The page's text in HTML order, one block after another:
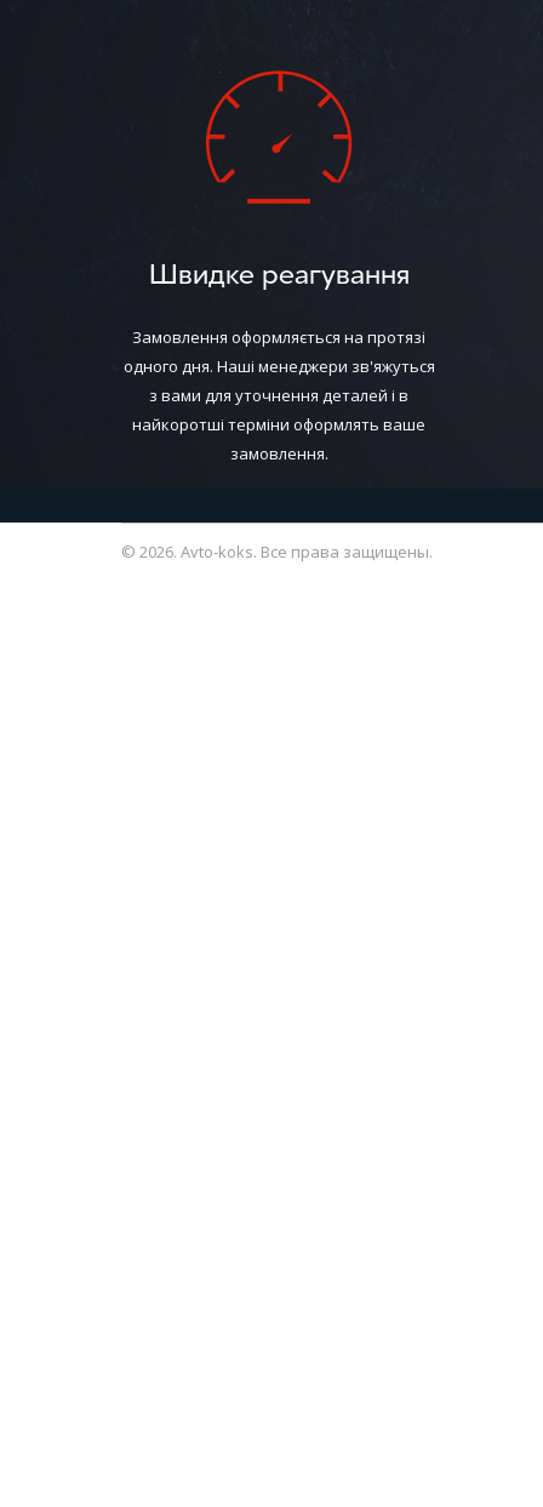
Швидке реагування
Замовлення оформляється на протязі
одного дня. Наші менеджери зв'яжуться
з вами для уточнення деталей і в
найкоротші терміни оформлять ваше
замовлення.
© 2026. Avto-koks. Все права защищены.